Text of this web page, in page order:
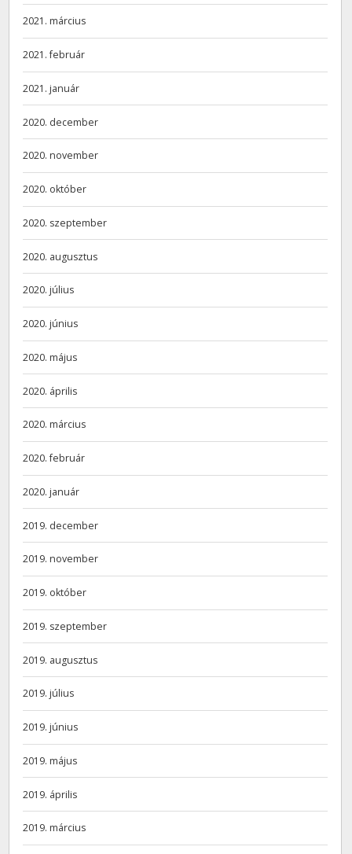
2021. március
2021. február
2021. január
2020. december
2020. november
2020. október
2020. szeptember
2020. augusztus
2020. július
2020. június
2020. május
2020. április
2020. március
2020. február
2020. január
2019. december
2019. november
2019. október
2019. szeptember
2019. augusztus
2019. július
2019. június
2019. május
2019. április
2019. március